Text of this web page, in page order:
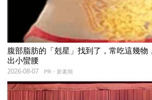
腹部脂肪的「剋星」找到了，常吃這幾物
出小蠻腰
PR・新素簡
2026-08-07